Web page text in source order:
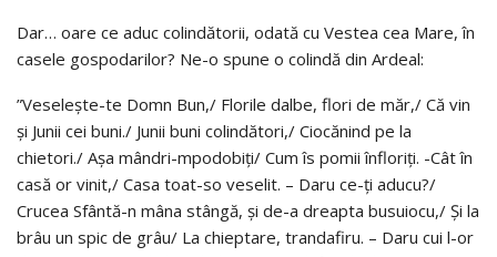
Dar… oare ce aduc colindătorii, odată cu Vestea cea Mare, în
casele gospodarilor? Ne-o spune o colindă din Ardeal:
”Veseleşte-te Domn Bun,/ Florile dalbe, flori de măr,/ Că vin
şi Junii cei buni./ Junii buni colindători,/ Ciocănind pe la
chietori./ Aşa mândri-mpodobiţi/ Cum îs pomii înfloriţi. -Cât în
casă or vinit,/ Casa toat-so veselit. – Daru ce-ţi aducu?/
Crucea Sfântă-n mâna stângă, şi de-a dreapta busuiocu,/ Şi la
brâu un spic de grâu/ La chieptare, trandafiru. – Daru cui l-or